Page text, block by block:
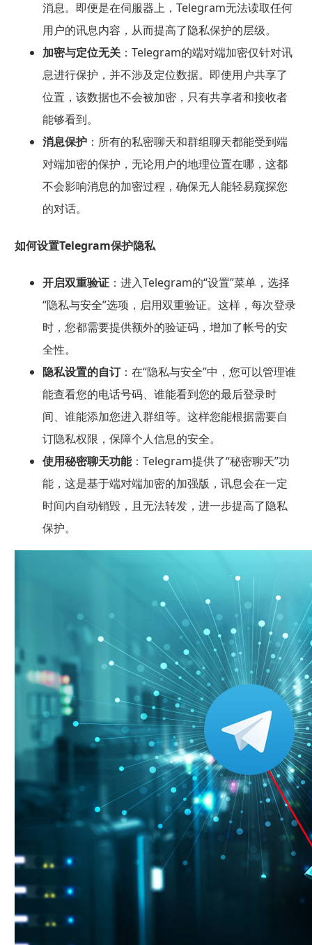
消息。即便是在伺服器上，Telegram无法读取任何
用户的讯息内容，从而提高了隐私保护的层级。
加密与定位无关：Telegram的端对端加密仅针对讯
息进行保护，并不涉及定位数据。即使用户共享了
位置，该数据也不会被加密，只有共享者和接收者
能够看到。
消息保护：所有的私密聊天和群组聊天都能受到端
对端加密的保护，无论用户的地理位置在哪，这都
不会影响消息的加密过程，确保无人能轻易窥探您
的对话。
如何设置Telegram保护隐私
开启双重验证：进入Telegram的“设置”菜单，选择
“隐私与安全”选项，启用双重验证。这样，每次登录
时，您都需要提供额外的验证码，增加了帐号的安
全性。
隐私设置的自订：在“隐私与安全”中，您可以管理谁
能查看您的电话号码、谁能看到您的最后登录时
间、谁能添加您进入群组等。这样您能根据需要自
订隐私权限，保障个人信息的安全。
使用秘密聊天功能：Telegram提供了“秘密聊天”功
能，这是基于端对端加密的加强版，讯息会在一定
时间内自动销毁，且无法转发，进一步提高了隐私
保护。